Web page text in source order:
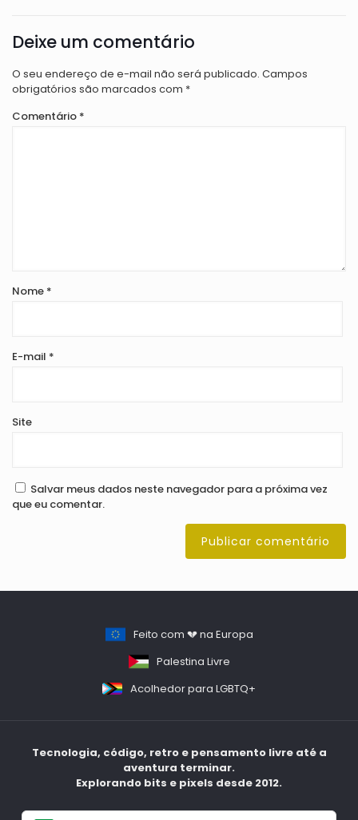
Deixe um comentário
O seu endereço de e-mail não será publicado. Campos
obrigatórios são marcados com *
Comentário *
Nome *
E-mail *
Site
Salvar meus dados neste navegador para a próxima vez
que eu comentar.
Feito com 💔 na Europa
Palestina Livre
Acolhedor para LGBTQ+
Tecnologia, código, retro e pensamento livre até a
aventura terminar.
Explorando bits e pixels desde 2012.